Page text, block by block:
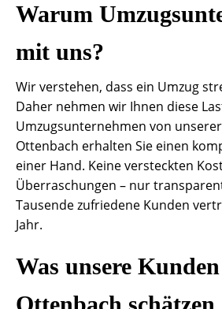
Warum
mit uns?
Wir verstehen, dass ein Umzug
Daher nehmen wir Ihnen diese
Umzugsunternehmen von
Ottenbach erhalten Sie einen
einer Hand. Keine versteckten
Überraschungen – nur
Tausende zufriedene Kunden
Jahr.
Was unsere